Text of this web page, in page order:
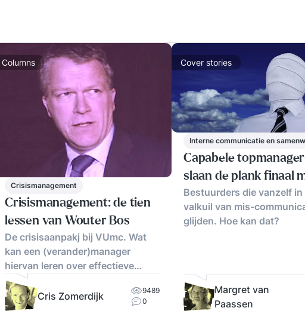
Columns
Crisismanagement
Crisismanagement: de tien
lessen van Wouter Bos
De crisisaanpakj bij VUmc. Wat
kan een (verander)manager
hiervan leren over effectieve
communicatie?
Cris Zomerdijk
9489
0
Cover stories
Interne communicatie en
Capabele
slaan de plank finaal
Bestuurders die vanzelf in
valkuil van mis-
glijden. Hoe kan dat?
Margret van
Paassen